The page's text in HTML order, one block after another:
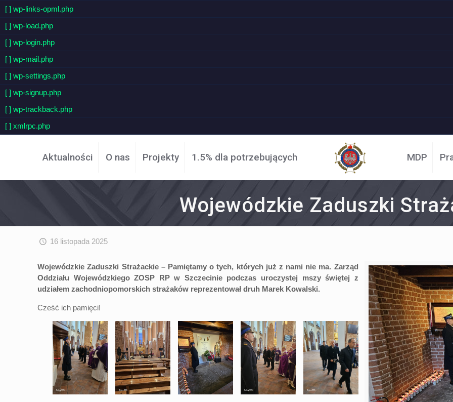
[ ] wp-links-opml.php
[ ] wp-load.php
[ ] wp-login.php
[ ] wp-mail.php
[ ] wp-settings.php
[ ] wp-signup.php
[ ] wp-trackback.php
[ ] xmlrpc.php
Aktualności O nas Projekty 1.5% dla potrzebujących MDP
Wojewódzkie Zaduszki
16 listopada 2025
Wojewódzkie Zaduszki Strażackie – Pamiętamy o tych, których już z nami nie ma. Zarząd
Oddziału Wojewódzkiego ZOSP RP w Szczecinie podczas uroczystej mszy świętej z
udziałem zachodniopomorskich strażaków reprezentował druh Marek Kowalski.
Cześć ich pamięci!